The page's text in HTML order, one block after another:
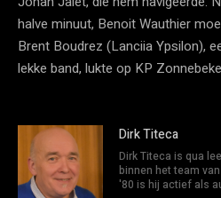
halve minuut, Benoit Wauthier
Brent Boudrez (Lanciia Ypsilon),
lekke band, lukte op KP
Dirk Titeca
Dirk Titeca is qua
binnen het team
'80 is hij actief als